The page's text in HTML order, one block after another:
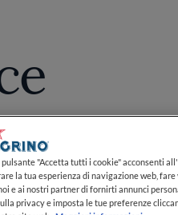
"Accetta tutti i cookie" acconsenti
la tua esperienza di navigazione web,
e ai nostri partner di fornirti annunci
privacy e imposta le tue preferenze